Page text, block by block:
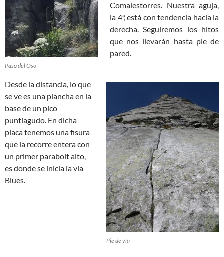
Paso del Oso
Comalestorres. Nuestra aguja,
la 4ª, está con tendencia hacia la
derecha. Seguiremos los hitos
que nos llevarán hasta pie de
pared.
Pie de vía
Desde la distancia, lo que
se ve es una plancha en la
base de un pico
puntiagudo. En dicha
placa tenemos una fisura
que la recorre entera con
un primer parabolt alto,
es donde se inicia la vía
Blues.